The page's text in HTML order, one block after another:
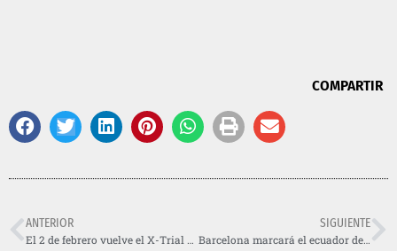
COMPARTIR
ANTERIOR
El 2 de febrero vuelve el X-Trial al Palau Sant Jordi
SIGUIENTE
Barcelona marcará el ecuador del Mundial de X-Trial 2025